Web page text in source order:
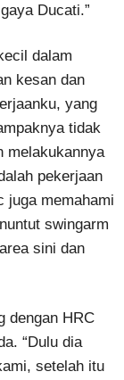
Ducati.”
dalam
kesan dan
yang
tidak
melakukannya
pekerjaan
juga memahami
swingarm
sini dan
dengan HRC
“Dulu dia
setelah itu